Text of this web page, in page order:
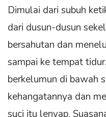
Dimulai dari subuh
dari dusun-dusun
bersahutan dan
sampai ke tempat
berkelumun di bawah
kehangatannya dan
suci itu lenyap.